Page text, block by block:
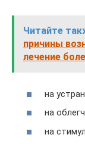
Читайте
причины
лечение
на
на
на